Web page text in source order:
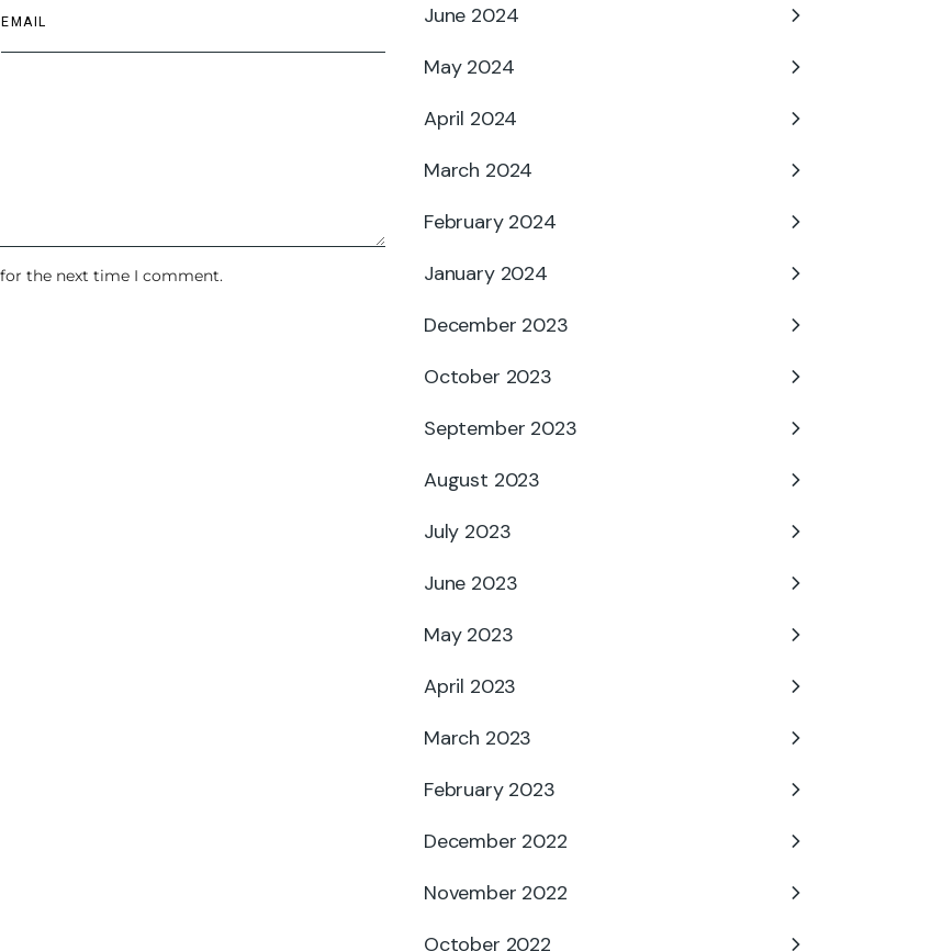
the next time I comment.
June 2024
May 2024
April 2024
March 2024
February 2024
January 2024
December 2023
October 2023
September 2023
August 2023
July 2023
June 2023
May 2023
April 2023
March 2023
February 2023
December 2022
November 2022
October 2022